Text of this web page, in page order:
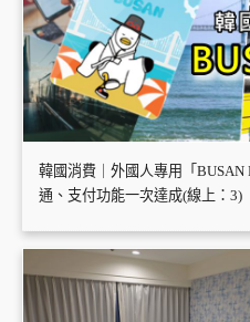
韓國消費｜外國人專用「
通、支付功能一次達成(線上：3)